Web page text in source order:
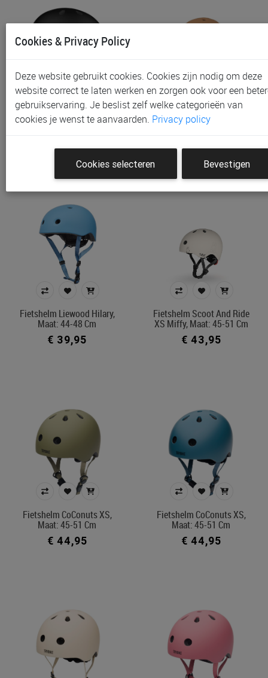
Fietshelm Scoot And Ride
XS, Maat: 45-51 Cm
Fietshelm Liewood Hilary,
Maat: 44-48 Cm
Fietshelm Liewood Hilary,
Maat: 44-48 Cm
€ 39,95
Fietshelm Scoot And Ride
XS Miffy, Maat: 45-51 Cm
€ 43,95
Fietshelm CoConuts XS,
Maat: 45-51 Cm
€ 44,95
Fietshelm CoConuts XS,
Maat: 45-51 Cm
€ 44,95
Cookies & Privacy Policy
Deze website gebruikt cookies. Cookies zijn nodig om deze
website correct te laten werken en zorgen ook voor een
gebruikservaring. Je beslist zelf welke categorieën van
cookies je wenst te aanvaarden. Privacy policy
Cookies selecteren Bevestigen